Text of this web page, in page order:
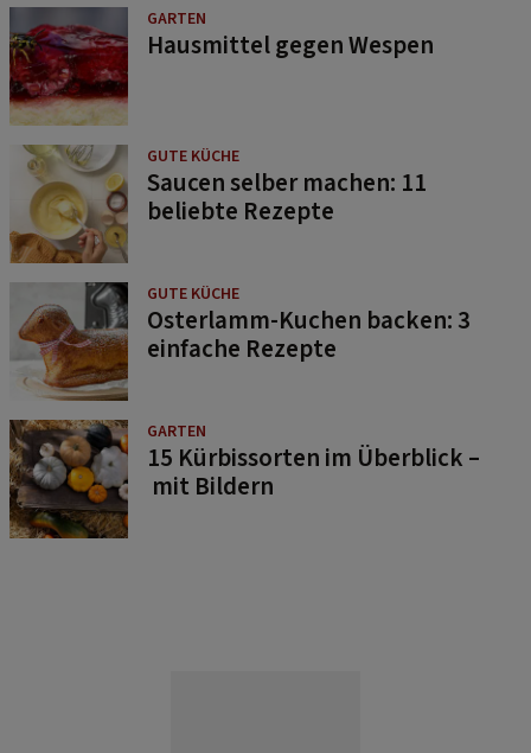
GARTEN
Hausmittel gegen Wespen
GUTE KÜCHE
Saucen selber machen: 11
beliebte Rezepte
GUTE KÜCHE
Osterlamm-Kuchen backen: 3
einfache Rezepte
GARTEN
15 Kürbissorten im Überblick –
mit Bildern